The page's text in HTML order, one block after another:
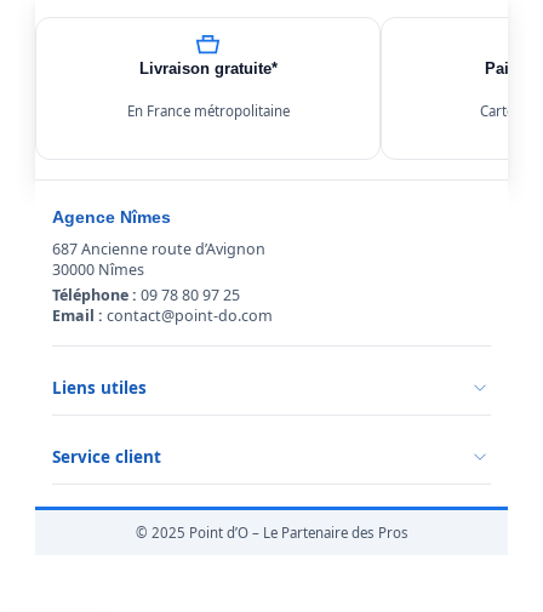
Livraison gratuite*
En France métropolitaine Carte,
Agence Nîmes
687 Ancienne route d’Avignon
30000 Nîmes
Téléphone : 09 78 80 97 25
Email : contact@point-do.com
Liens utiles
Conditions générales de vente
Mentions légales
Service client
Informations livraison© 2025 Point d’O – Le Partenaire des Pros